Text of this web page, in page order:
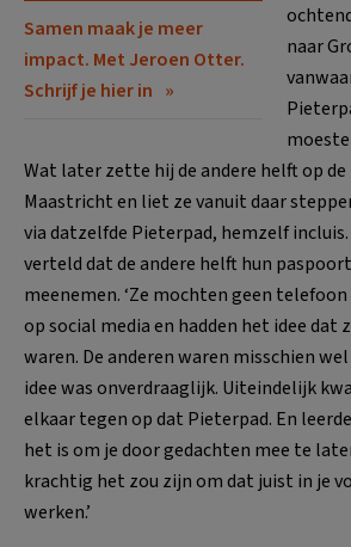
Samen maak je meer
impact. Met Jeroen Otter.
Schrijf je hier in
naar
Wat later zette hij de andere helft op
Maastricht en liet ze vanuit daar
via datzelfde Pieterpad, hemzelf
verteld dat de andere helft hun
meenemen. ‘Ze mochten geen
op social media en hadden het idee dat
waren. De anderen waren misschien
idee was onverdraaglijk. Uiteindelijk
elkaar tegen op dat Pieterpad. En
het is om je door gedachten mee te
krachtig het zou zijn om dat juist in je
werken.’